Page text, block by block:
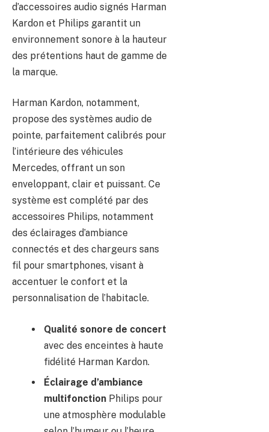
d’accessoires audio signés Harman
Kardon et Philips garantit un
environnement sonore à la hauteur
des prétentions haut de gamme de
la marque.
Harman Kardon, notamment,
propose des systèmes audio de
pointe, parfaitement calibrés pour
l’intérieure des véhicules
Mercedes, offrant un son
enveloppant, clair et puissant. Ce
système est complété par des
accessoires Philips, notamment
des éclairages d’ambiance
connectés et des chargeurs sans
fil pour smartphones, visant à
accentuer le confort et la
personnalisation de l’habitacle.
Qualité sonore de concert
avec des enceintes à haute
fidélité Harman Kardon.
Éclairage d’ambiance
multifonction Philips pour
une atmosphère modulable